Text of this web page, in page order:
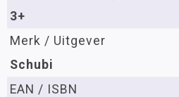
3+
Merk / Uitgever
Schubi
EAN / ISBN